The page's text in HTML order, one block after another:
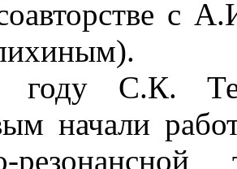
с
С.К.
начали